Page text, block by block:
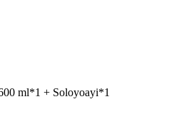
ml*1 + Soloyoayi*1